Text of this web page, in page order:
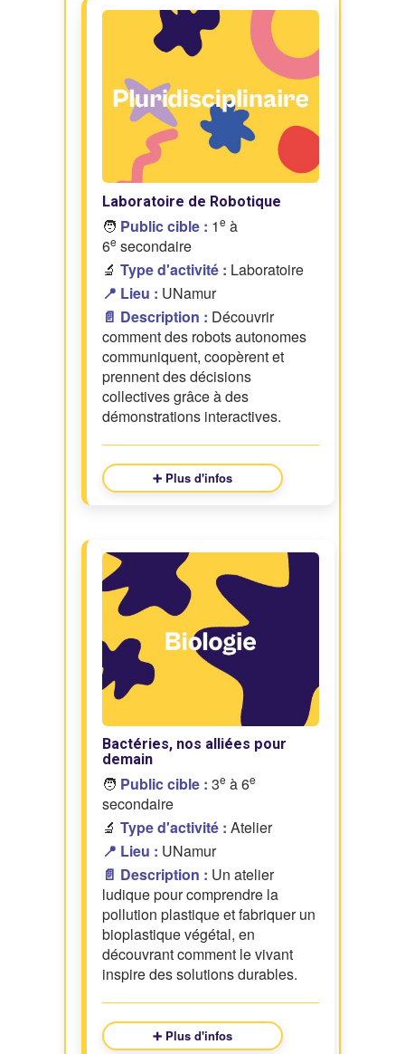
Laboratoire de Robotique
🧑 Public cible : 1e à
6e secondaire
🔬 Type d'activité : Laboratoire
📍 Lieu : UNamur
📄 Description : Découvrir
comment des robots autonomes
communiquent, coopèrent et
prennent des décisions
collectives grâce à des
démonstrations interactives.
➕ Plus d'infos
Bactéries, nos alliées pour
demain
🧑 Public cible : 3e à 6e
secondaire
🔬 Type d'activité : Atelier
📍 Lieu : UNamur
📄 Description : Un atelier
ludique pour comprendre la
pollution plastique et fabriquer un
bioplastique végétal, en
découvrant comment le vivant
inspire des solutions durables.
➕ Plus d'infos